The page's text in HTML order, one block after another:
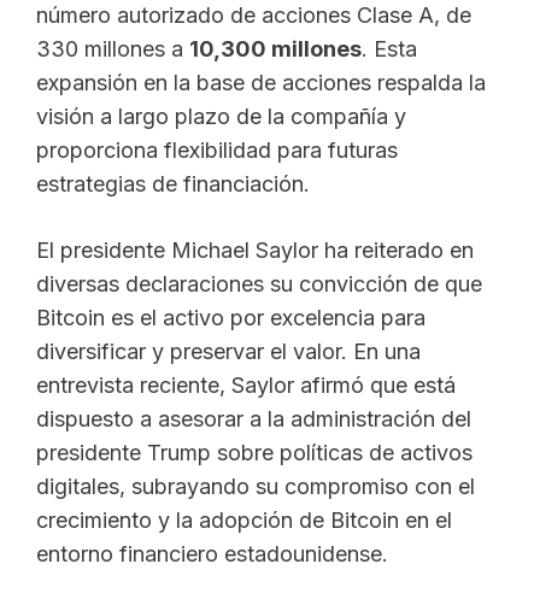
número autorizado de acciones Clase A, de
330 millones a 10,300 millones. Esta
expansión en la base de acciones respalda la
visión a largo plazo de la compañía y
proporciona flexibilidad para futuras
estrategias de financiación.
El presidente Michael Saylor ha reiterado en
diversas declaraciones su convicción de que
Bitcoin es el activo por excelencia para
diversificar y preservar el valor. En una
entrevista reciente, Saylor afirmó que está
dispuesto a asesorar a la administración del
presidente Trump sobre políticas de activos
digitales, subrayando su compromiso con el
crecimiento y la adopción de Bitcoin en el
entorno financiero estadounidense.